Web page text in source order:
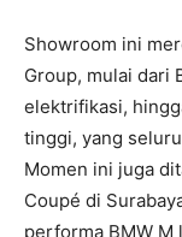
Showroom ini
Group, mulai dari
elektrifikasi,
tinggi, yang
Momen ini juga
Coupé di
performa BMW M